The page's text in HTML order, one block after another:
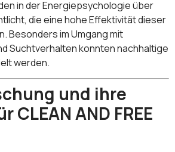
in der Energiepsychologie über
die eine hohe Effektivität dieser
Besonders im Umgang mit
Suchtverhalten konnten nachhaltige
werden.
und ihre
CLEAN AND FREE